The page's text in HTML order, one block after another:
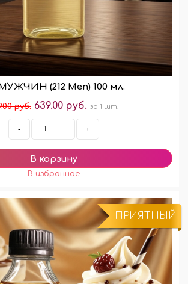
МУЖЧИН (212 Men) 100 мл.
руб. 639.00 руб. за 1 шт.
- +
ПРИЯТНЫЙ